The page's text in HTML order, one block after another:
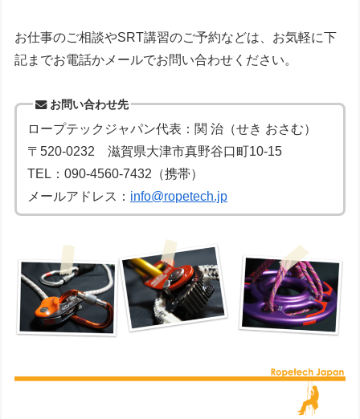
お仕事のご相談やSRT講習のご予約などは、お気軽に下
記までお電話かメールでお問い合わせください。
お問い合わせ先
ロープテックジャパン代表：関 治（せき おさむ）
〒520-0232 滋賀県大津市真野谷口町10-15
TEL：090-4560-7432（携帯）
メールアドレス： info@ropetech.jp